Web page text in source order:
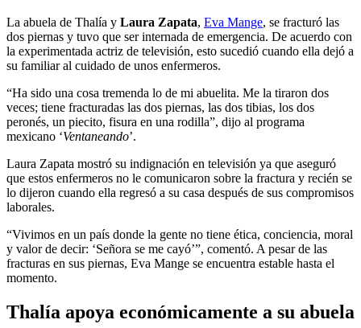
La abuela de Thalía y Laura Zapata, Eva Mange, se fracturó las
dos piernas y tuvo que ser internada de emergencia. De acuerdo con
la experimentada actriz de televisión, esto sucedió cuando ella dejó a
su familiar al cuidado de unos enfermeros.
“Ha sido una cosa tremenda lo de mi abuelita. Me la tiraron dos
veces; tiene fracturadas las dos piernas, las dos tibias, los dos
peronés, un piecito, fisura en una rodilla”, dijo al programa
mexicano ‘Ventaneando’.
Laura Zapata mostró su indignación en televisión ya que aseguró
que estos enfermeros no le comunicaron sobre la fractura y recién se
lo dijeron cuando ella regresó a su casa después de sus compromisos
laborales.
“Vivimos en un país donde la gente no tiene ética, conciencia, moral
y valor de decir: ‘Señora se me cayó’”, comentó. A pesar de las
fracturas en sus piernas, Eva Mange se encuentra estable hasta el
momento.
Thalía apoya económicamente a su abuela